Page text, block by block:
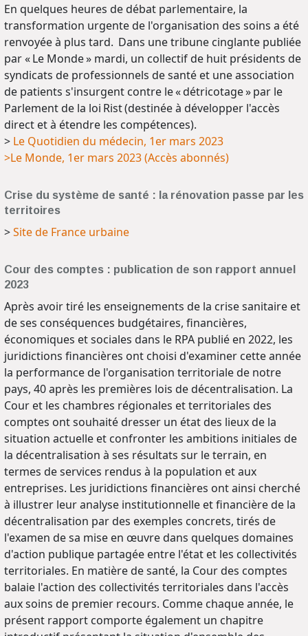
En quelques heures de débat parlementaire, la
transformation urgente de l'organisation des soins a été
renvoyée à plus tard. Dans une tribune cinglante publiée
par « Le Monde » mardi, un collectif de huit présidents de
syndicats de professionnels de santé et une association
de patients s'insurgent contre le « détricotage » par le
Parlement de la loi Rist (destinée à développer l'accès
direct et à étendre les compétences).
> Le Quotidien du médecin, 1er mars 2023
>Le Monde, 1er mars 2023 (Accès abonnés)
Crise du système de santé : la rénovation passe par les
territoires
>Site de France urbaine
Cour des comptes : publication de son rapport annuel
2023
Après avoir tiré les enseignements de la crise sanitaire et
de ses conséquences budgétaires, financières,
économiques et sociales dans le RPA publié en 2022, les
juridictions financières ont choisi d'examiner cette année
la performance de l'organisation territoriale de notre
pays, 40 après les premières lois de décentralisation. La
Cour et les chambres régionales et territoriales des
comptes ont souhaité dresser un état des lieux de la
situation actuelle et confronter les ambitions initiales de
la décentralisation à ses résultats sur le terrain, en
termes de services rendus à la population et aux
entreprises. Les juridictions financières ont ainsi cherché
à illustrer leur analyse institutionnelle et financière de la
décentralisation par des exemples concrets, tirés de
l'examen de sa mise en œuvre dans quelques domaines
d'action publique partagée entre l'état et les collectivités
territoriales. En matière de santé, la Cour des comptes
balaie l'action des collectivités territoriales dans l'accès
aux soins de premier recours. Comme chaque année, le
présent rapport comporte également un chapitre